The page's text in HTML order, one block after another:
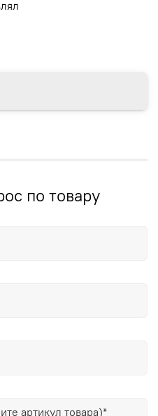
по товару